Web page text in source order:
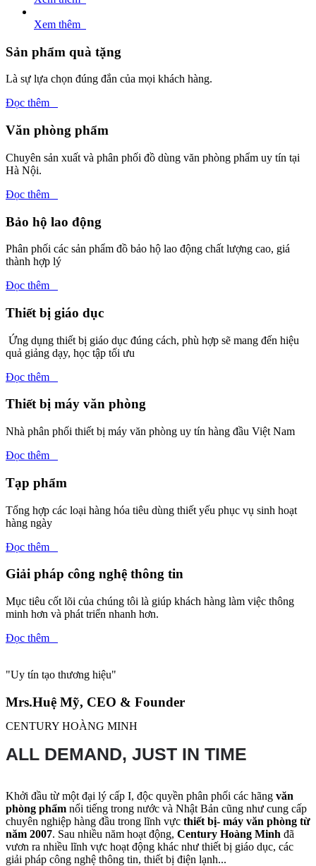
Xem thêm
Sản phẩm quà tặng
Là sự lựa chọn đúng đắn của mọi khách hàng.
Đọc thêm
Văn phòng phẩm
Chuyên sản xuất và phân phối đồ dùng văn phòng phẩm uy tín tại
Hà Nội.
Đọc thêm
Bảo hộ lao động
Phân phối các sản phẩm đồ bảo hộ lao động chất lượng cao, giá
thành hợp lý
Đọc thêm
Thiết bị giáo dục
Ứng dụng thiết bị giáo dục đúng cách, phù hợp sẽ mang đến hiệu
quả giảng dạy, học tập tối ưu
Đọc thêm
Thiết bị máy văn phòng
Nhà phân phối thiết bị máy văn phòng uy tín hàng đầu Việt Nam
Đọc thêm
Tạp phẩm
Tổng hợp các loại hàng hóa tiêu dùng thiết yếu phục vụ sinh hoạt
hàng ngày
Đọc thêm
Giải pháp công nghệ thông tin
Mục tiêu cốt lõi của chúng tôi là giúp khách hàng làm việc thông
minh hơn và phát triển nhanh hơn.
Đọc thêm
"Uy tín tạo thương hiệu"
Mrs.Huệ Mỹ, CEO & Founder
CENTURY HOÀNG MINH
ALL DEMAND, JUST IN TIME
Khởi đầu từ một đại lý cấp I, độc quyền phân phối các hãng văn
phòng phẩm nổi tiếng trong nước và Nhật Bản cũng như cung cấp
chuyên nghiệp hàng đầu trong lĩnh vực thiết bị- máy văn phòng từ
năm 2007. Sau nhiều năm hoạt động, Century Hoàng Minh đã
vươn ra nhiều lĩnh vực hoạt động khác như thiết bị giáo dục, các
giải pháp công nghệ thông tin, thiết bị điện lạnh...